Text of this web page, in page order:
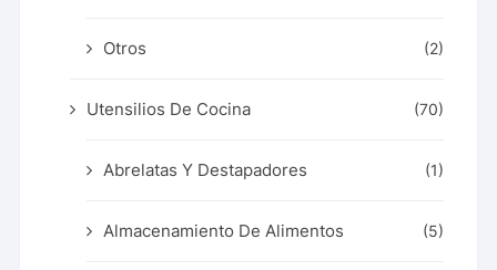
Otros (2)
Utensilios De Cocina (70)
Abrelatas Y Destapadores (1)
Almacenamiento De Alimentos (5)